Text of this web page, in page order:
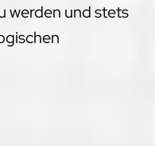
werden und stets